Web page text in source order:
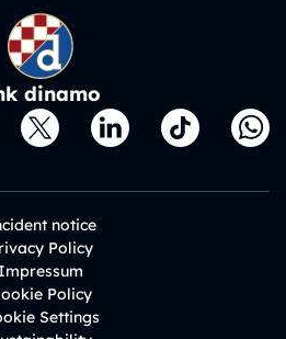
dinamo
notice
Policy
Impressum
Policy
Settings